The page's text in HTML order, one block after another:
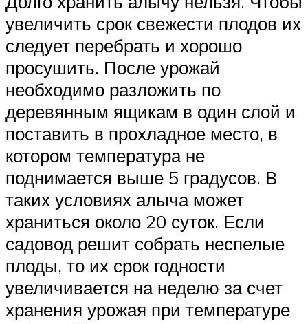
увеличить срок свежести плодов их
следует перебрать и хорошо
просушить. После урожай
необходимо разложить по
деревянным ящикам в один слой и
поставить в прохладное место, в
котором температура не
поднимается выше 5 градусов. В
таких условиях алыча может
храниться около 20 суток. Если
садовод решит собрать неспелые
плоды, то их срок годности
увеличивается на неделю за счет
хранения урожая при температуре